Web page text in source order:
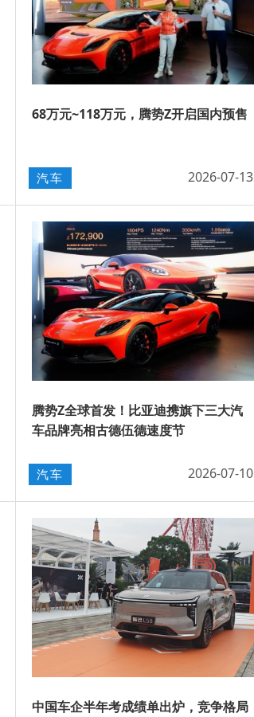
68万元~118万元，腾势Z开启国内预售
汽车 2026-07-13
腾势Z全球首发！比亚迪携旗下三大汽
车品牌亮相古德伍德速度节
汽车 2026-07-10
中国车企半年考成绩单出炉，竞争格局